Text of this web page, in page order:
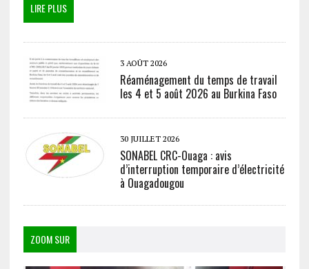
LIRE PLUS
3 AOÛT 2026
Réaménagement du temps de travail
les 4 et 5 août 2026 au Burkina Faso
30 JUILLET 2026
SONABEL CRC-Ouaga : avis
d’interruption temporaire d’électricité
à Ouagadougou
ZOOM SUR